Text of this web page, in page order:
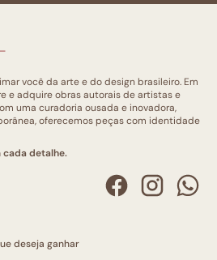
você da arte e do design brasileiro. Em
e adquire obras autorais de artistas e
uma curadoria ousada e inovadora,
oferecemos peças com identidade
cada detalhe.
deseja ganhar